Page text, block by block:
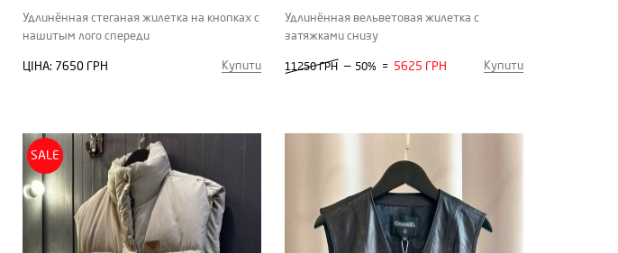
Удлинённая стеганая жилетка на кнопках с
нашитым лого спереди
ЦІНА: 7650 ГРН Купити
Удлинённая вельветовая жилетка с
затяжками снизу
11250 ГРН — 50% = 5625 ГРН Купити
SALE